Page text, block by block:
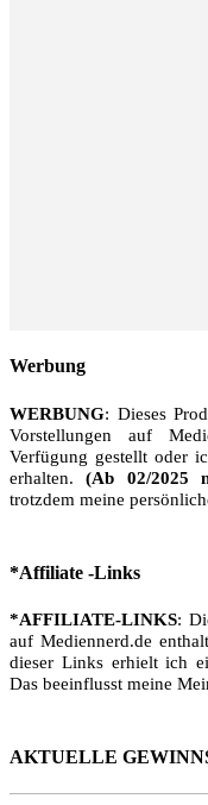
Werbung
WERBUNG: Dieses
Vorstellungen auf
Verfügung gestellt oder
erhalten.(Ab 02/2025
trotzdem meine
*Affiliate -Links
*AFFILIATE-LINKS:
auf Mediennerd.de
dieser Links erhielt ich
Das beeinflusst meine
AKTUELLE